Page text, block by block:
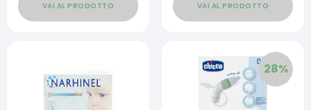
VAI AL PRODOTTO VAI AL PRODOTTO
28%